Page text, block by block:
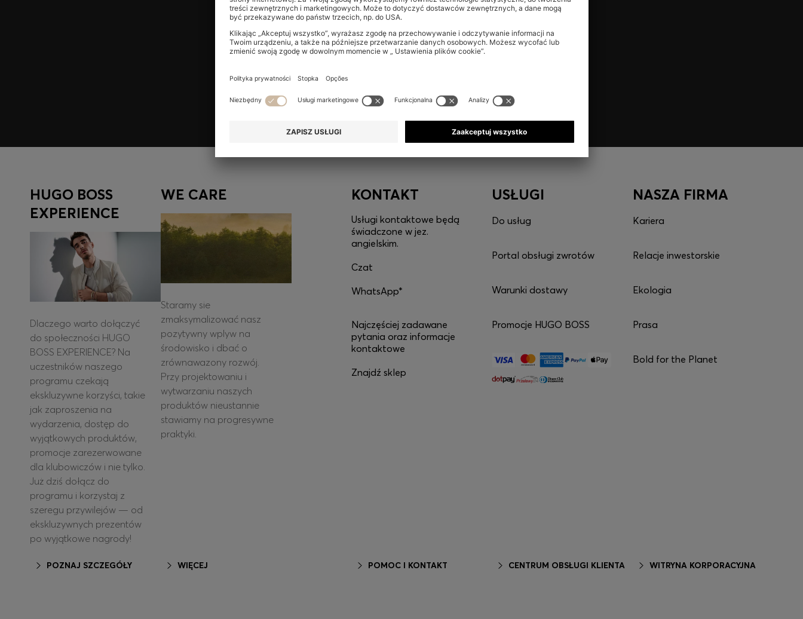
Dołącz do programu HUGO BOSS EXPERIENCE
Zarejestruj się, aby uzyskać dostęp do ekskluzywnych ofert i korzyści wyłącznie
HUGO BOSS
EXPERIENCE
Dlaczego warto dołączyć
do społeczności HUGO
BOSS EXPERIENCE? Na
uczestników naszego
programu czekają
ekskluzywne korzyści, takie
jak zaproszenia na
wydarzenia, dostęp do
wyjątkowych produktów,
promocje zarezerwowane
dla klubowiczów i nie tylko.
Już dziś dołącz do
programu i korzystaj z
szeregu przywilejów — od
ekskluzywnych prezentów
po wyjątkowe nagrody!
POZNAJ SZCZEGÓŁY
WE CARE
Staramy sie
zmaksymalizować nasz
pozytywny wplyw na
środowisko i dbać o
zrównawazony rozwój.
Przy projektowaniu i
wytwarzaniu naszych
produktów nieustannie
stawiamy na progresywne
praktyki.
WIĘCEJ
KONTAKT
Usługi kontaktowe będą
świadczone w jez.
angielskim.
Czat
WhatsApp*
Najczęściej zadawane
pytania oraz informacje
kontaktowe
Znajdź sklep
POMOC I KONTAKT
USŁUGI
Do usług
Portal obsługi zwrotów
Warunki dostawy
Promocje HUGO BOSS
CENTRUM OBSŁUGI KLIENTA
NASZA FIRMA
Kariera
Relacje inwestorskie
Ekologia
Prasa
Bold for the Planet
WITRYNA KORPORACYJNA